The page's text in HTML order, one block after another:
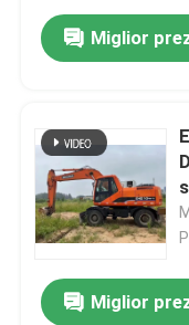
Miglior
Miglior